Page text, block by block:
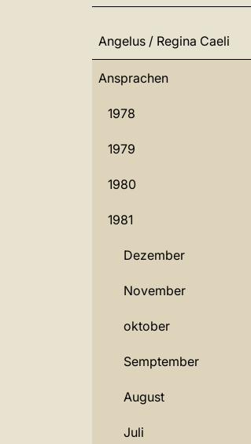
Angelus / Regina Caeli
Ansprachen
1978
1979
1980
1981
Dezember
November
oktober
Semptember
August
Juli